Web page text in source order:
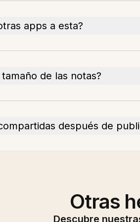
apps a esta?
de las notas?
después de
Otras
Descubre